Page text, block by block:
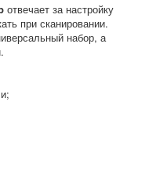
отвечает за настройку
при сканировании.
набор, а